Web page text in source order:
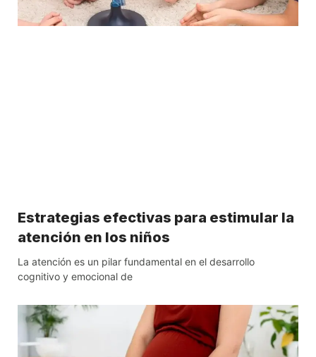
Estrategias efectivas para estimular la
atención en los niños
La atención es un pilar fundamental en el desarrollo
cognitivo y emocional de